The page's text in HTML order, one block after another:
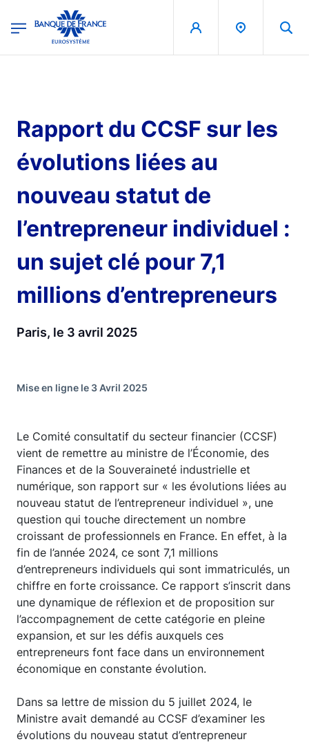
Banque de France - Menu Principal
Rapport du CCSF sur les
évolutions liées au
nouveau statut de
l’entrepreneur individuel :
un sujet clé pour 7,1
millions d’entrepreneurs
Paris, le 3 avril 2025
Mise en ligne le 3 Avril 2025
Le Comité consultatif du secteur financier (CCSF)
vient de remettre au ministre de l’Économie, des
Finances et de la Souveraineté industrielle et
numérique, son rapport sur « les évolutions liées au
nouveau statut de l’entrepreneur individuel », une
question qui touche directement un nombre
croissant de professionnels en France. En effet, à la
fin de l’année 2024, ce sont 7,1 millions
d’entrepreneurs individuels qui sont immatriculés, un
chiffre en forte croissance. Ce rapport s’inscrit dans
une dynamique de réflexion et de proposition sur
l’accompagnement de cette catégorie en pleine
expansion, et sur les défis auxquels ces
entrepreneurs font face dans un environnement
économique en constante évolution.
Dans sa lettre de mission du 5 juillet 2024, le
Ministre avait demandé au CCSF d’examiner les
évolutions du nouveau statut d’entrepreneur